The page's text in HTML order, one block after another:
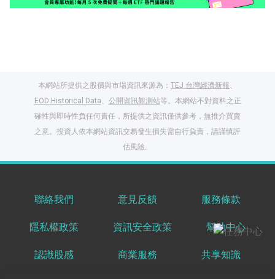
本網站所提供之股價與市場資訊來源為： TEJ 台灣經濟新報、
EOD Historical Data、 公開資訊觀測站等。本網站不對資料之正
確性與即時性負任何責任，所提供之資訊僅供參考，無推介買賣
之意。投資人依本網站資訊交易發生損失需自行負責，請謹慎評
估風險。
聯絡我們 意見反饋 服務條款
隱私權政策 資訊安全政策 幫助中心
認識股感 商業服務 共享知識
出國就缺這咖？股